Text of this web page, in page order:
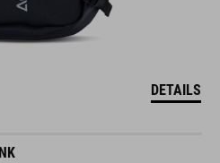
DETAILS